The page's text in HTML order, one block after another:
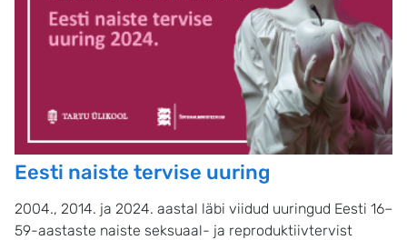
Eesti naiste tervise uuring
2004., 2014. ja 2024. aastal läbi viidud uuringud Eesti 16–
59-aastaste naiste seksuaal- ja reproduktiivtervist